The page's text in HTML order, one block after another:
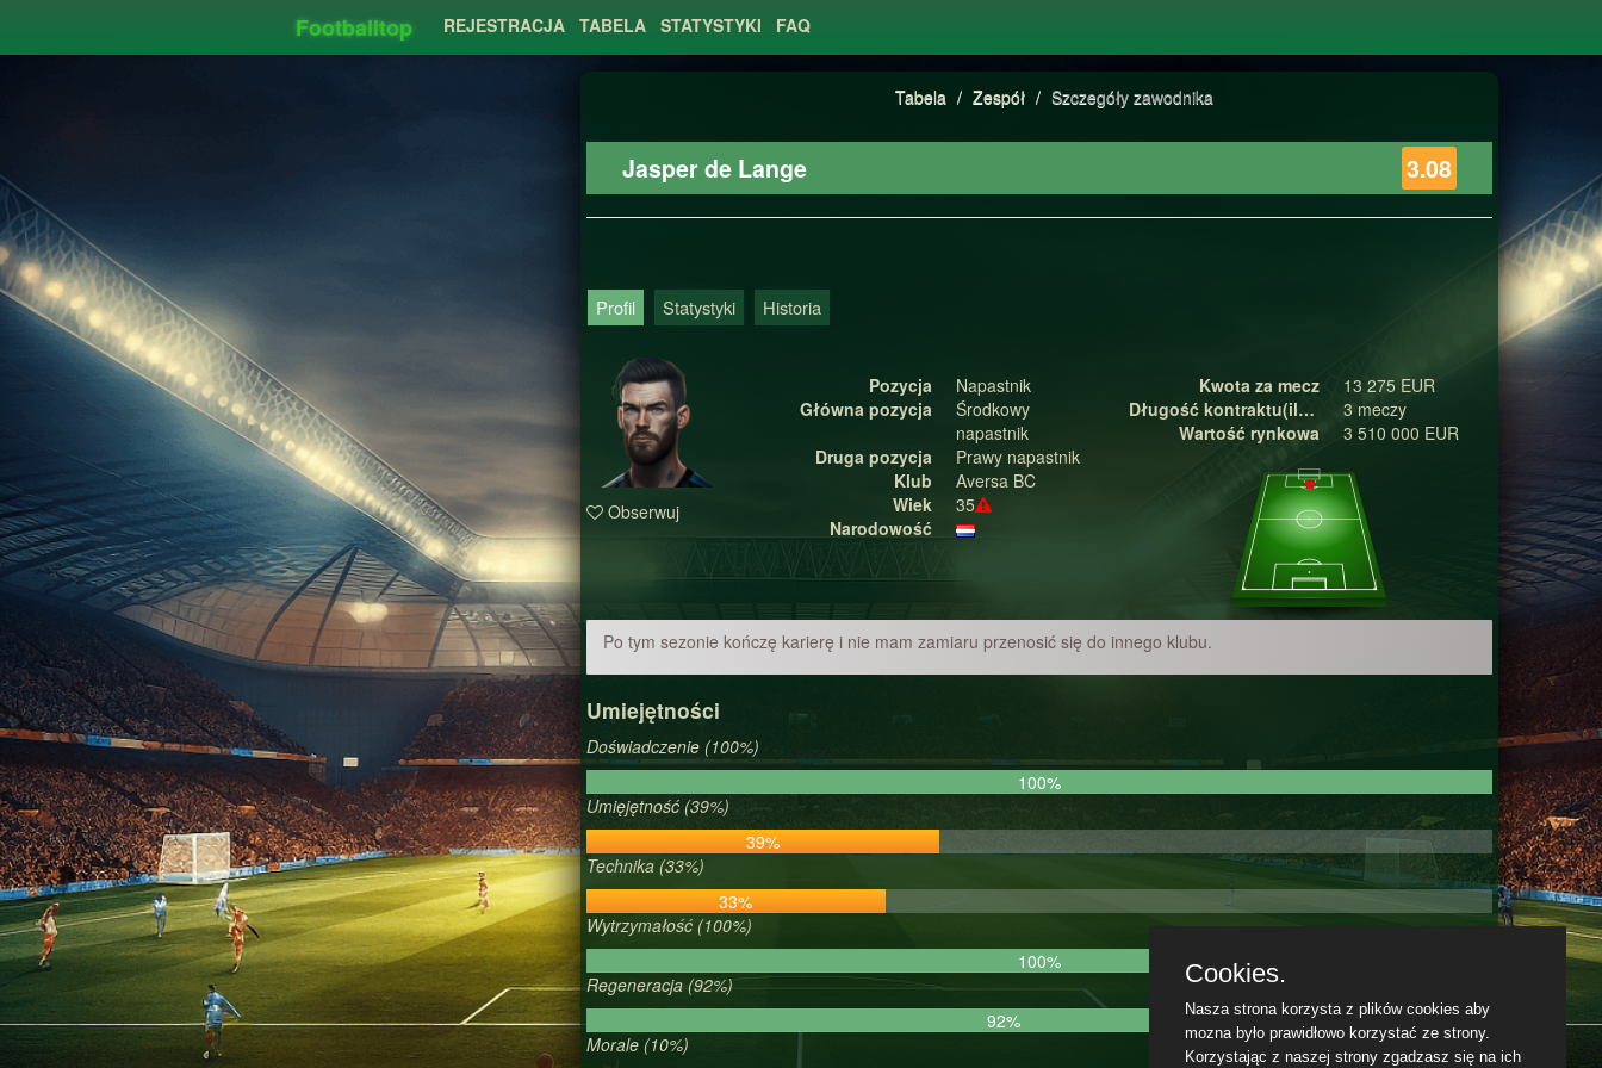
Footballtop REJESTRACJA TABELA STATYSTYKI FAQ
Tabela / Zespół / Szczegóły zawodnika
Jasper de Lange 3.08
Profil Statystyki Historia
Obserwuj
Pozycja
Napastnik
Główna pozycja
Środkowy
napastnik
Druga pozycja
Prawy napastnik
Klub
Aversa BC
Wiek
35
Narodowość
Kwota za mecz
13 275 EUR
Długość kontraktu(ilość meczy)
3 meczy
Wartość rynkowa
3 510 000 EUR
Po tym sezonie kończę karierę i nie mam zamiaru przenosić się do innego klubu.
Umiejętności
Doświadczenie (100%)
100%
Umięjętność (39%)
39%
Technika (33%)
33%
Wytrzymałość (100%)
100%
Regeneracja (92%)
92%
Morale (10%)
Cookies.
Nasza strona korzysta z plików cookies aby
mozna było prawidłowo korzystać ze strony.
Korzystając z naszej strony zgadzasz się na ich